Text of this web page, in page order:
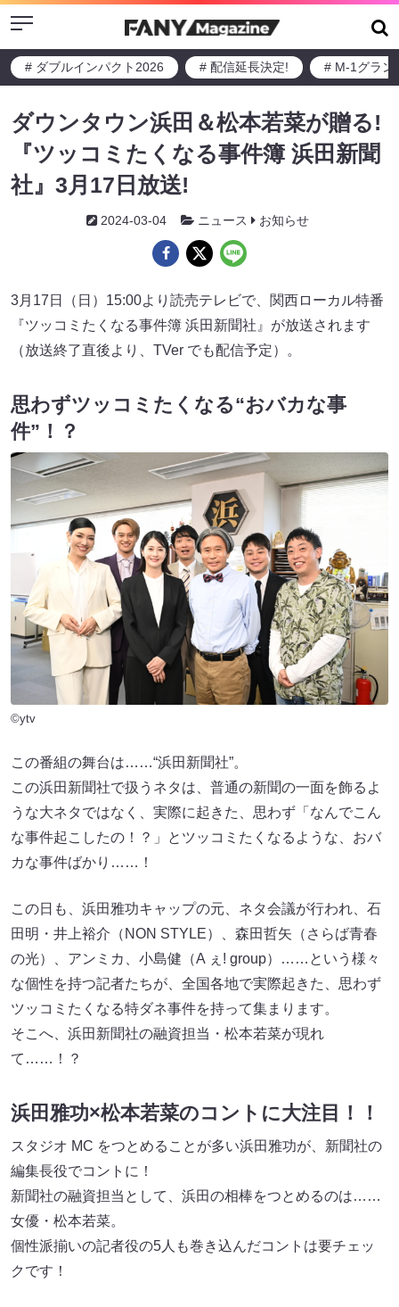
Menu
# ダブルインパクト2026 # 配信延長決定! # M-1グラン
ダウンタウン浜田＆松本若菜が贈る!
『ツッコミたくなる事件簿 浜田新聞
社』3月17日放送!
2024-03-04 ニュース お知らせ
3月17日（日）15:00より読売テレビで、関西ローカル特番
『ツッコミたくなる事件簿 浜田新聞社』が放送されます
（放送終了直後より、TVer でも配信予定）。
思わずツッコミたくなる“おバカな事
件”！？
©ytv
この番組の舞台は……“浜田新聞社”。
この浜田新聞社で扱うネタは、普通の新聞の一面を飾るよ
うな大ネタではなく、実際に起きた、思わず「なんでこん
な事件起こしたの！？」とツッコミたくなるような、おバ
カな事件ばかり……！
この日も、浜田雅功キャップの元、ネタ会議が行われ、石
田明・井上裕介（NON STYLE）、森田哲矢（さらば青春
の光）、アンミカ、小島健（A ぇ! group）……という様々
な個性を持つ記者たちが、全国各地で実際起きた、思わず
ツッコミたくなる特ダネ事件を持って集まります。
そこへ、浜田新聞社の融資担当・松本若菜が現れ
て……！？
浜田雅功×松本若菜のコントに大注目！！
スタジオ MC をつとめることが多い浜田雅功が、新聞社の
編集長役でコントに！
新聞社の融資担当として、浜田の相棒をつとめるのは……
女優・松本若菜。
個性派揃いの記者役の5人も巻き込んだコントは要チェッ
クです！